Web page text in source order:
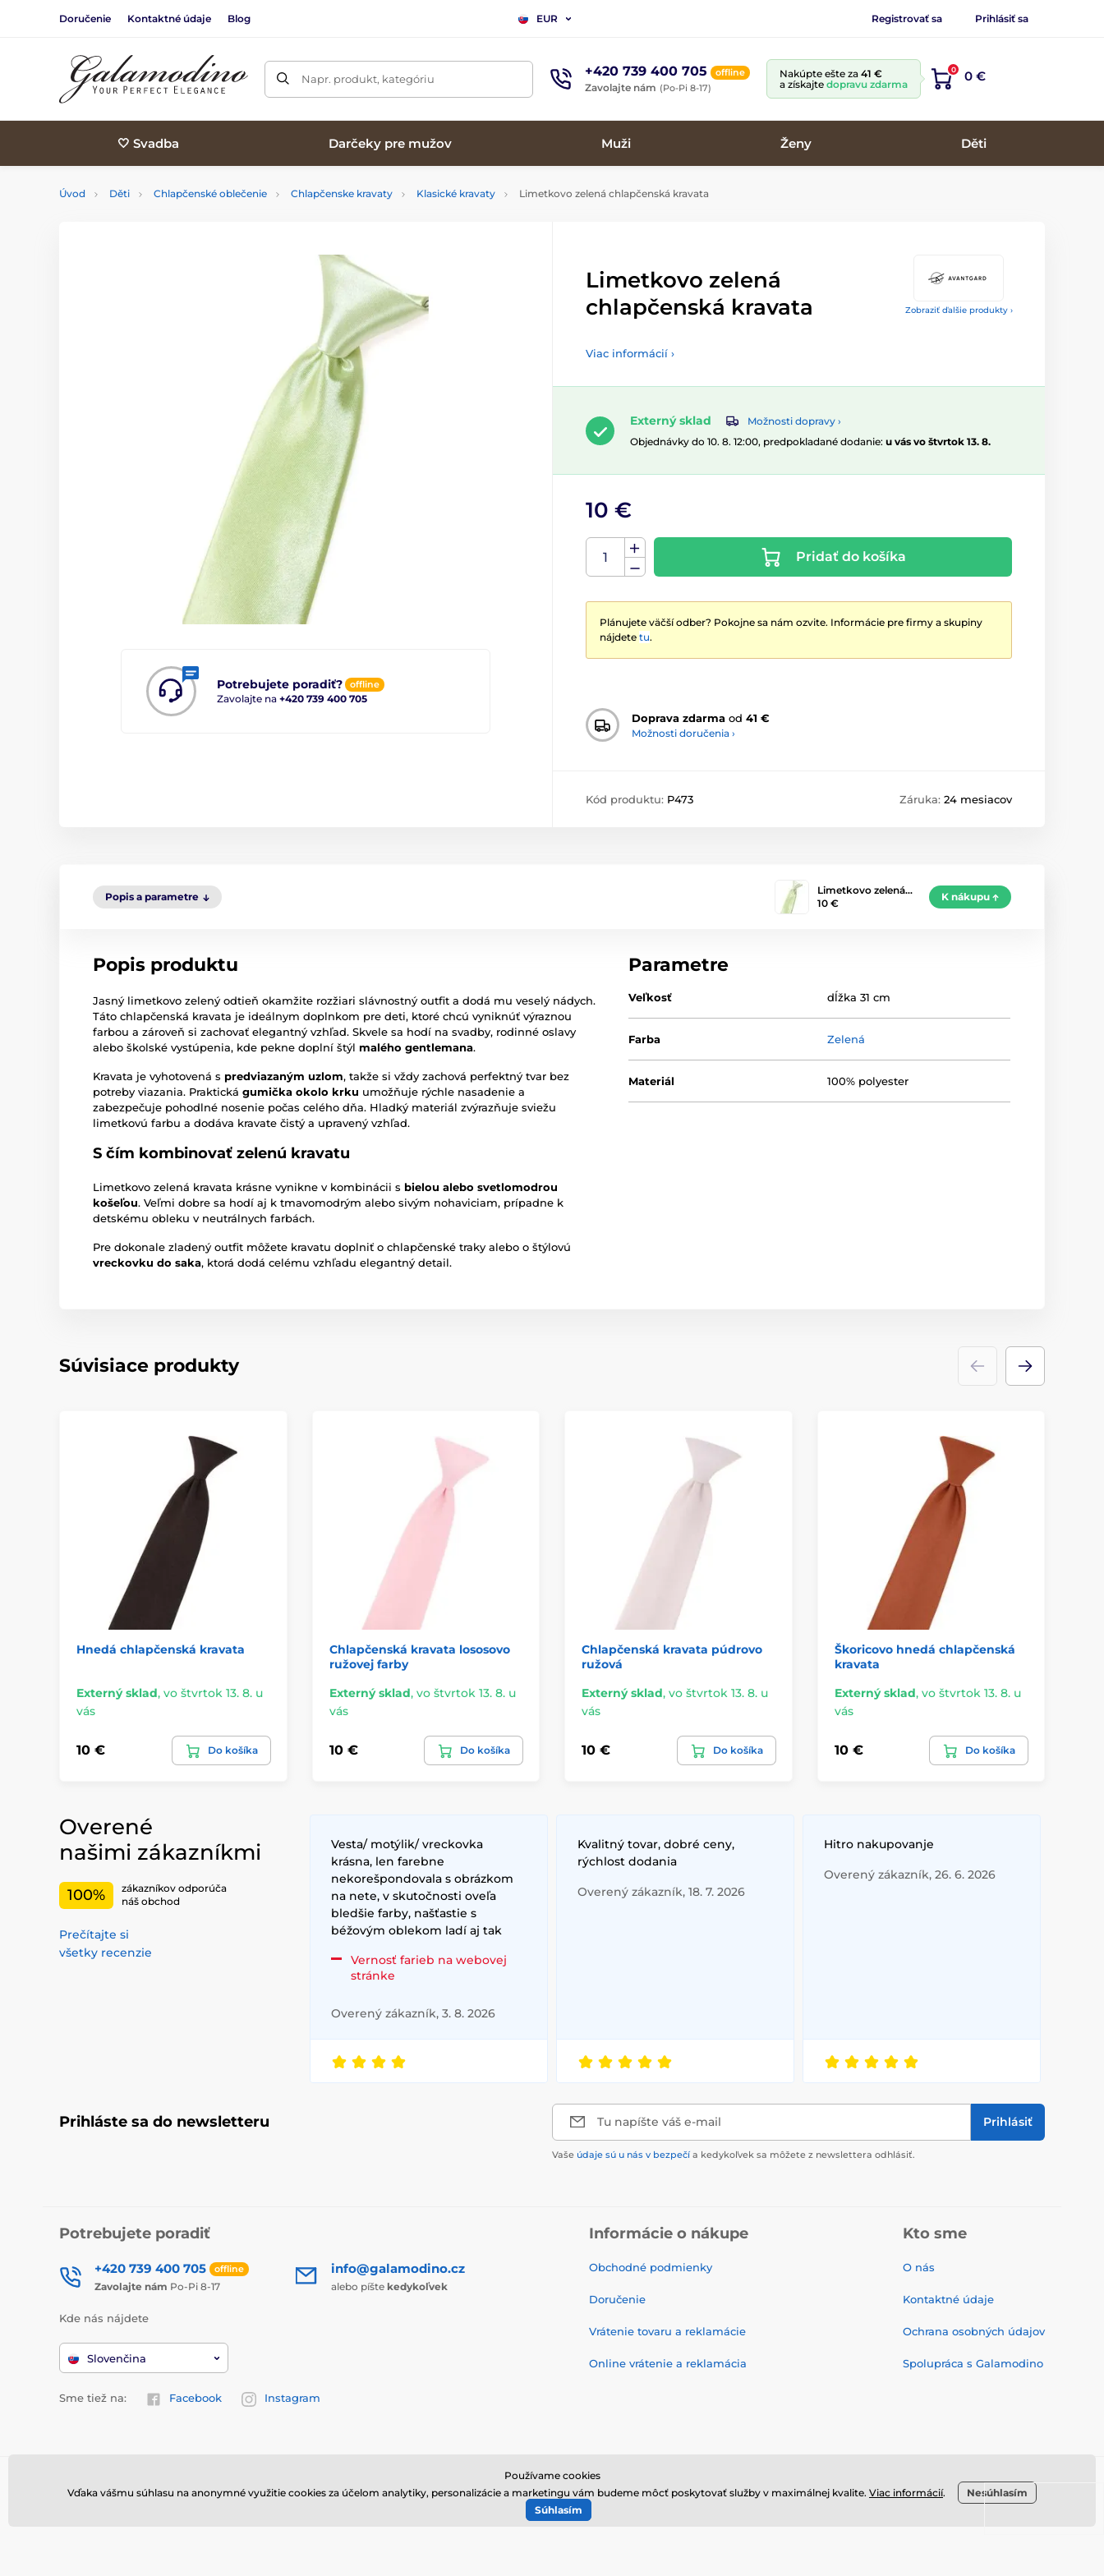
Doručenie Kontaktné údaje Blog EUR Registrovať sa Prihlásiť sa
Napr. produkt, kategóriu +420 739 400 705 offline
Zavolajte nám (Po-Pi 8-17)
Nakúpte ešte za 41 €
a získajte dopravu zdarma
0 0 €
🤍 Svadba Darčeky pre mužov Muži Ženy Děti
Úvod Děti Chlapčenské oblečenie Chlapčenske kravaty Klasické kravaty Limetkovo zelená chlapčenská kravata
Zobraziť ďalšie produkty ›
Potrebujete poradiť? offline
Zavolajte na +420 739 400 705
Limetkovo zelená
chlapčenská kravata
Viac informácií ›
Externý sklad
Možnosti dopravy ›
Objednávky do 10. 8. 12:00, predpokladané dodanie: u vás vo štvrtok 13. 8.
10 €
Pridať do košíka
Plánujete väčší odber? Pokojne sa nám ozvite. Informácie pre firmy a skupiny
nájdete tu.
Doprava zdarma od 41 €
Možnosti doručenia ›
Kód produktu: P473 Záruka: 24 mesiacov
Popis a parametre
Limetkovo zelená…
10 €
K nákupu
Popis produktu
Jasný limetkovo zelený odtieň okamžite rozžiari slávnostný outfit a dodá mu veselý nádych.
Táto chlapčenská kravata je ideálnym doplnkom pre deti, ktoré chcú vyniknúť výraznou
farbou a zároveň si zachovať elegantný vzhľad. Skvele sa hodí na svadby, rodinné oslavy
alebo školské vystúpenia, kde pekne doplní štýl malého gentlemana.
Kravata je vyhotovená s predviazaným uzlom, takže si vždy zachová perfektný tvar bez
potreby viazania. Praktická gumička okolo krku umožňuje rýchle nasadenie a
zabezpečuje pohodlné nosenie počas celého dňa. Hladký materiál zvýrazňuje sviežu
limetkovú farbu a dodáva kravate čistý a upravený vzhľad.
S čím kombinovať zelenú kravatu
Limetkovo zelená kravata krásne vynikne v kombinácii s bielou alebo svetlomodrou
košeľou. Veľmi dobre sa hodí aj k tmavomodrým alebo sivým nohaviciam, prípadne k
detskému obleku v neutrálnych farbách.
Pre dokonale zladený outfit môžete kravatu doplniť o chlapčenské traky alebo o štýlovú
vreckovku do saka, ktorá dodá celému vzhľadu elegantný detail.
Parametre
Veľkosť dĺžka 31 cm
Farba Zelená
Materiál 100% polyester
Súvisiace produkty
Hnedá chlapčenská kravata
Externý sklad, vo štvrtok 13. 8. u
vás
10 € Do košíka
Chlapčenská kravata lososovo
ružovej farby
Externý sklad, vo štvrtok 13. 8. u
vás
10 € Do košíka
Chlapčenská kravata púdrovo
ružová
Externý sklad, vo štvrtok 13. 8. u
vás
10 € Do košíka
Škoricovo hnedá chlapčenská
kravata
Externý sklad, vo štvrtok 13. 8. u
vás
10 € Do košíka
Overené
našimi zákazníkmi
100%
zákazníkov odporúča
náš obchod
Prečítajte si
všetky recenzie
Vesta/ motýlik/ vreckovka
krásna, len farebne
nekorešpondovala s obrázkom
na nete, v skutočnosti oveľa
bledšie farby, našťastie s
béžovým oblekom ladí aj tak
Vernosť farieb na webovej
stránke
Overený zákazník, 3. 8. 2026
Kvalitný tovar, dobré ceny,
rýchlost dodania
Overený zákazník, 18. 7. 2026
Hitro nakupovanje
Overený zákazník, 26. 6. 2026
Prihláste sa do newsletteru Tu napíšte váš e-mail Prihlásiť
Vaše údaje sú u nás v bezpečí a kedykoľvek sa môžete z newslettera odhlásiť.
Potrebujete poradiť
+420 739 400 705 offline
Zavolajte nám Po-Pi 8-17
info@galamodino.cz
alebo píšte kedykoľvek
Kde nás nájdete
Slovenčina
Sme tiež na: Facebook Instagram
Informácie o nákupe
Obchodné podmienky
Doručenie
Vrátenie tovaru a reklamácie
Online vrátenie a reklamácia
Kto sme
O nás
Kontaktné údaje
Ochrana osobných údajov
Spolupráca s Galamodino
© 2026 www.galamodino.sk ⦁ E-shop vytvorila SIMPLIA.cz
Používame cookies
Vďaka vášmu súhlasu na anonymné využitie cookies za účelom analytiky, personalizácie a marketingu vám budeme môcť poskytovať služby v maximálnej kvalite. Viac informácií.
Nesúhlasím
Súhlasím